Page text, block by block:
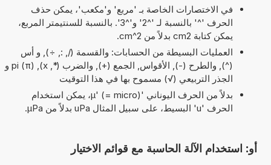
في الاختصارات الخاصة بـ 'مربع' و'مكعب'، يمكن حذف
الحرف '^' بالنسبة لـ '^2' و'^3'. بالنسبة للسنتيمتر المربع،
يمكن كتابة cm2 بدلاً من cm^2.
العمليات البسيطة من الحسابات: والقسمة (/, :, ÷), و أس
(^), والطرح (-), الأقواس, الجمع (+), والضرب (*, x), pi (π) و
الجذر التربيعي (√) مسموح بها في هذا التوقيت
بدلاً من الحرف اليوناني 'µ' (= micro)، يمكن استخدام
الحرف 'u' البسيط، على سبيل المثال uPa بدلاً من µPa.
أو: استخدام الآلة الحاسبة مع قوائم الاختيار